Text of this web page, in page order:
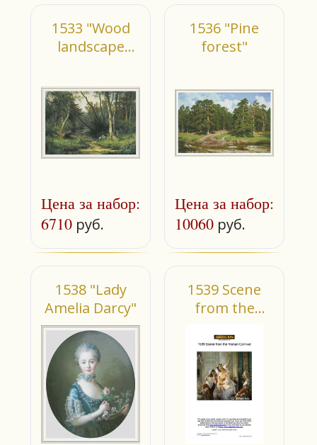
1533 "Wood
landscape
Цена за набор:
6710 руб.
1536 "Pine
forest"
Цена за набор:
10060 руб.
1538 "Lady
Amelia Darcy"
1539 Scene
from the
carnival